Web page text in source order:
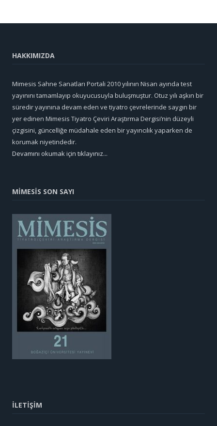
HAKKIMIZDA
Mimesis Sahne Sanatları Portali 2010 yılının Nisan ayında test
yayınını tamamlayıp okuyucusuyla buluşmuştur. Otuz yılı aşkın bir
süredir yayınına devam eden ve tiyatro çevrelerinde saygın bir
yer edinen Mimesis Tiyatro Çeviri Araştırma Dergisi’nin düzeyli
çizgisini, güncelliğe müdahale eden bir yayıncılık yaparken de
korumak niyetindedir.
Devamını okumak için tıklayınız...
MİMESİS SON SAYI
İLETİŞİM